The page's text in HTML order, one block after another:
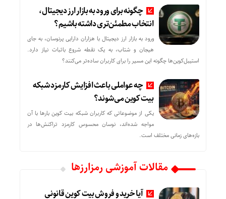
چگونه برای ورود به بازار ارز دیجیتال،
انتخاب مطمئن‌تری داشته باشیم؟
ورود به بازار ارز دیجیتال با هزاران دارایی پرنوسان، به جای
هیجان و شتاب، به یک نقطه شروع باثبات نیاز دارد.
استیبل‌کوین‌ها چگونه این مسیر را برای کاربران ساده‌تر می‌کنند؟
چه عواملی باعث افزایش کارمزد شبکه
بیت کوین می‌شوند؟
یکی از موضوعاتی که کاربران شبکه بیت کوین بارها با آن
مواجه شده‌اند، نوسان محسوس کارمزد تراکنش‌ها در
بازه‌های زمانی مختلف است.
مقالات آموزشی رمزارزها
آیا خرید و فروش بیت کوین قانونی